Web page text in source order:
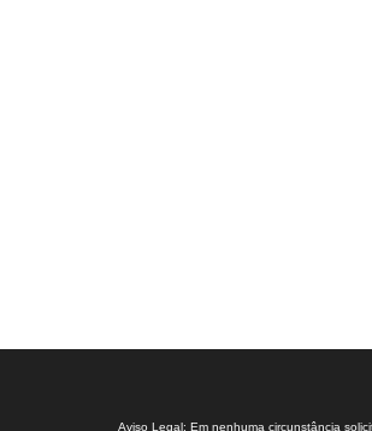
Aviso Legal: Em nenhuma circunstância